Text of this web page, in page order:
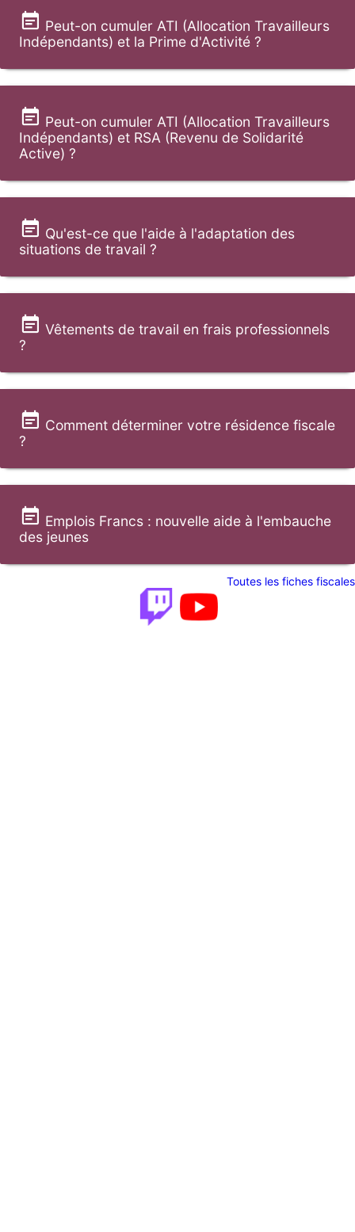
Peut-on cumuler ATI (Allocation Travailleurs
Indépendants) et la Prime d'Activité ?
Peut-on cumuler ATI (Allocation Travailleurs
Indépendants) et RSA (Revenu de Solidarité
Active) ?
Qu'est-ce que l'aide à l'adaptation des
situations de travail ?
Vêtements de travail en frais professionnels
?
Comment déterminer votre résidence fiscale
?
Emplois Francs : nouvelle aide à l'embauche
des jeunes
Toutes les fiches fiscales